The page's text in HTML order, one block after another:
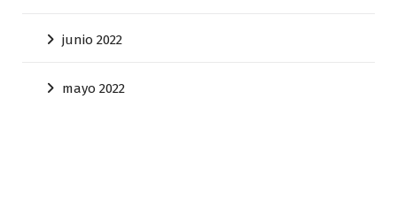
junio 2022
mayo 2022